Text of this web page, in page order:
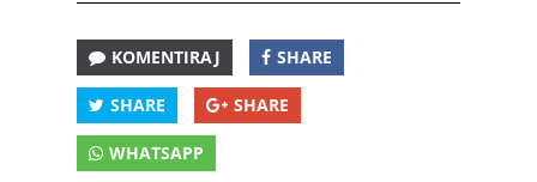
KOMENTIRAJ SHARE
SHARE SHARE
WHATSAPP